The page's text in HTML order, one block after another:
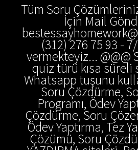
Tüm Soru
İçin Mail
(312) 276 75 93 -
vermekteyiz... @@@
quiz türü kısa süreli
Whatsapp tuşunu
Soru Çözdürme,
Programı, Ödev
Çözdürme, Soru
Ödev Yaptırma, Tez
Çözümü, Soru